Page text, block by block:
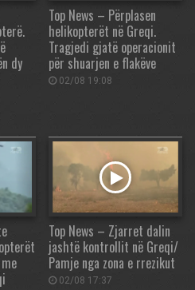
dy
Top News – Përplasen
helikopterët në Greqi.
Tragjedi gjatë operacionit
për shuarjen e flakëve
02/08 19:08
Top News – Zjarret dalin
jashtë kontrollit në Greqi/
Pamje nga zona e rrezikut
02/08 17:37